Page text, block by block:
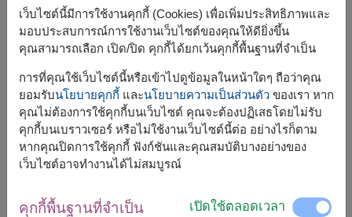
ขนาดโดยประมาณ:
กว้าง: 30 ซม. x ยาว: 20 ซม. x สูง: 36 ซม.
กระเช้าของขวัญ – ของขวัญคริสต์มาสสุดพิเศษ
สำหรับทุกโอกาสสำคัญ เซอร์ไพรส์คนที่คุณรักด้วยกระเช้าของ
ขวัญที่จัดสรรมาอย่างพิถีพิถัน เหมาะสำหรับการเฉลิมฉลองใน
เทศกาลสำคัญหรือช่วงเวลาพิเศษ มอบความสุขและสร้างความ
ทรงจำตลอดไป
ตะกร้านี้ประกอบด้วย
เว็บไซต์นี้มีการใช้งานคุกกี้ (Cookies) เพื่อเพิ่มประสิทธิภาพและ
มอบประสบการณ์การใช้งานเว็บไซต์ของคุณให้ดียิ่งขึ้น
คุณสามารถเลือก เปิด/ปิด คุกกี้ได้ยกเว้นคุกกี้พื้นฐานที่จำเป็น
การที่คุณใช้เว็บไซต์นี้หรือเข้าไปดูข้อมูลในหน้าใดๆ ถือว่าคุณ
ยอมรับนโยบายคุกกี้ และนโยบายความเป็นส่วนตัวของเรา หาก
คุณไม่ต้องการใช้คุกกี้บนเว็บไซต์ คุณจะต้องปฏิเสธโดยไม่รับ
คุกกี้บนเบราวเซอร์ หรือไม่ใช้งานเว็บไซต์นี้ต่อ อย่างไรก็ตาม
หากคุณปิดการใช้คุกกี้ ฟังก์ชันและคุณสมบัติบางอย่างของ
เว็บไซต์อาจทำงานได้ไม่สมบูรณ์
คุกกี้พื้นฐานที่จำเป็น เปิดใช้ตลอดเวลา